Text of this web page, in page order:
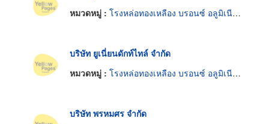
หมวดหมู่ : โรงหล่อทองเหลือง บรอนซ์ อลูมิเนียมและแมกนีเซียม
บริษัท ยูเนี่ยนดักท์ไทล์ จำกัด
หมวดหมู่ : โรงหล่อทองเหลือง บรอนซ์ อลูมิเนียมและแมกนีเซียม
บริษัท พรหมศร จำกัด